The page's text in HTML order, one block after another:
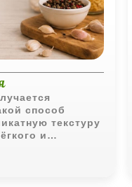
способ
текстуру
и